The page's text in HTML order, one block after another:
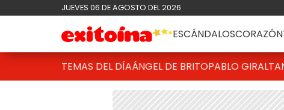
JUEVES 06 DE AGOSTO DEL 2026
ESCÁNDALOSCORAZÓN
TEMAS DEL DÍAÁNGEL DE BRITOPABLO GIRALT